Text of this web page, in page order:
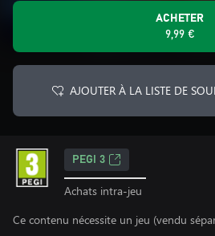
ACHETER
9,99 €
AJOUTER À LA LISTE DE
PEGI 3
Achats intra-jeu
Ce contenu nécessite un jeu (vendu